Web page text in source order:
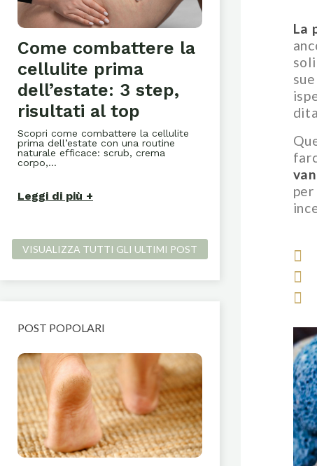
Come combattere la
cellulite prima
dell’estate: 3 step,
risultati al top
Scopri come combattere la cellulite
prima dell’estate con una routine
naturale efficace: scrub, crema
corpo,...
Leggi di più
Skincare
e
routine
labbra e
viso, labbra e
nutrienti, attivi
VISUALIZZA TUTTI GLI ULTIMI POST
POST POPOLARI
La